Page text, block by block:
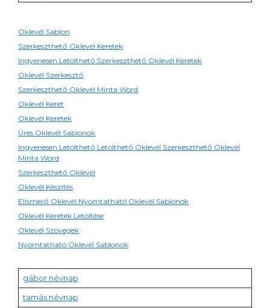
Oklevél Sablon
Szerkeszthető Oklevél Keretek
Ingyenesen Letölthető Szerkeszthető Oklevél Keretek
Oklevél Szerkesztő
Szerkeszthető Oklevél Minta Word
Oklevél Keret
Oklevél Keretek
Üres Oklevél Sablonok
Ingyenesen Letölthető Letölthető Oklevél Szerkeszthető Oklevél
Minta Word
Szerkeszthető Oklevél
Oklevél Készítés
Elismerő Oklevél Nyomtatható Oklevél Sablonok
Oklevél Keretek Letöltése
Oklevél Szövegek
Nyomtatható Oklevél Sablonok
gábor névnap
tamás névnap